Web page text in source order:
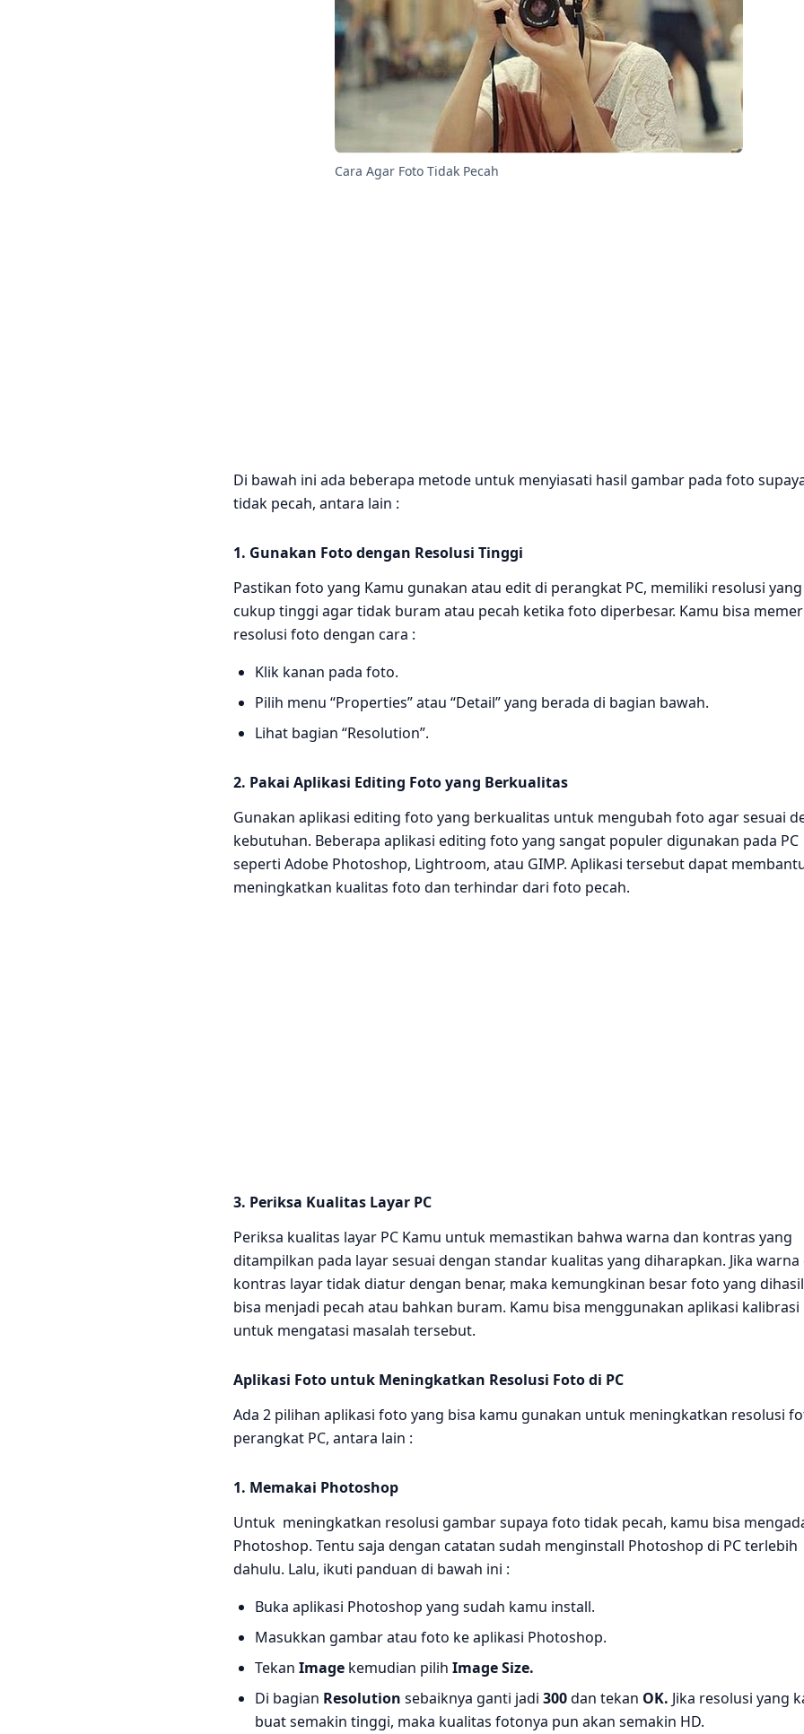
Cara Agar Foto Tidak Pecah
Di bawah ini ada beberapa metode untuk menyiasati hasil gambar pada foto
tidak pecah, antara lain :
1. Gunakan Foto dengan Resolusi Tinggi
Pastikan foto yang Kamu gunakan atau edit di perangkat PC, memiliki resolusi yang
cukup tinggi agar tidak buram atau pecah ketika foto diperbesar. Kamu bisa
resolusi foto dengan cara :
Klik kanan pada foto.
Pilih menu “Properties” atau “Detail” yang berada di bagian bawah.
Lihat bagian “Resolution”.
2. Pakai Aplikasi Editing Foto yang Berkualitas
Gunakan aplikasi editing foto yang berkualitas untuk mengubah foto agar sesuai
kebutuhan. Beberapa aplikasi editing foto yang sangat populer digunakan pada PC
seperti Adobe Photoshop, Lightroom, atau GIMP. Aplikasi tersebut dapat
meningkatkan kualitas foto dan terhindar dari foto pecah.
3. Periksa Kualitas Layar PC
Periksa kualitas layar PC Kamu untuk memastikan bahwa warna dan kontras yang
ditampilkan pada layar sesuai dengan standar kualitas yang diharapkan. Jika warna
kontras layar tidak diatur dengan benar, maka kemungkinan besar foto yang
bisa menjadi pecah atau bahkan buram. Kamu bisa menggunakan aplikasi kalibrasi
untuk mengatasi masalah tersebut.
Aplikasi Foto untuk Meningkatkan Resolusi Foto di PC
Ada 2 pilihan aplikasi foto yang bisa kamu gunakan untuk meningkatkan resolusi
perangkat PC, antara lain :
1. Memakai Photoshop
Untuk meningkatkan resolusi gambar supaya foto tidak pecah, kamu bisa
Photoshop. Tentu saja dengan catatan sudah menginstall Photoshop di PC terlebih
dahulu. Lalu, ikuti panduan di bawah ini :
Buka aplikasi Photoshop yang sudah kamu install.
Masukkan gambar atau foto ke aplikasi Photoshop.
Tekan Image kemudian pilih Image Size.
Di bagian Resolution sebaiknya ganti jadi 300dan tekan OK. Jika resolusi yang
buat semakin tinggi, maka kualitas fotonya pun akan semakin HD.